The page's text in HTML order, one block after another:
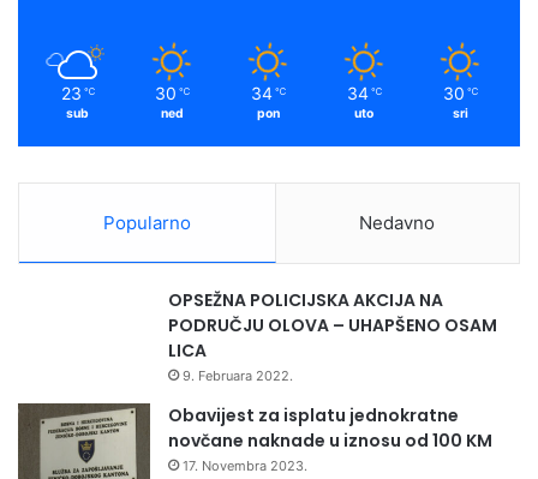
23 ℃
sub
30 ℃
ned
34 ℃
pon
34 ℃
uto
30 ℃
sri
Popularno Nedavno
OPSEŽNA POLICIJSKA AKCIJA NA
PODRUČJU OLOVA – UHAPŠENO OSAM
LICA
9. Februara 2022.
Obavijest za isplatu jednokratne
novčane naknade u iznosu od 100 KM
17. Novembra 2023.